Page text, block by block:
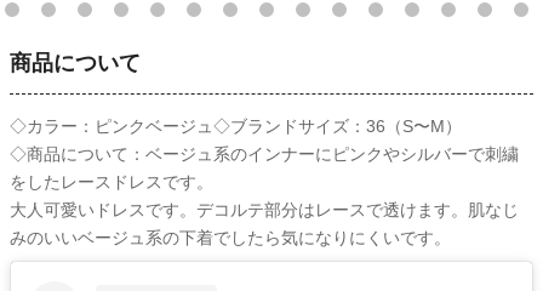
商品について
◇カラー：ピンクベージュ◇ブランドサイズ：36（S〜M）
◇商品について：ベージュ系のインナーにピンクやシルバーで刺繍
をしたレースドレスです。
大人可愛いドレスです。デコルテ部分はレースで透けます。肌なじ
みのいいベージュ系の下着でしたら気になりにくいです。